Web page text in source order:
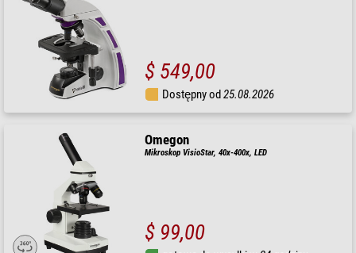
$ 549,00
Dostępny od25.08.2026
Omegon
Mikroskop VisioStar, 40x-400x, LED
$ 99,00